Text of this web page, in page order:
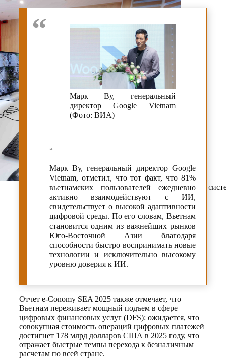
Ханой вводит штрафы за нарушения ПДД через
Марк Ву, генеральный
директор Google Vietnam
(Фото: ВИА)
“
Марк Ву, генеральный директор Google
Vietnam, отметил, что тот факт, что 81%
вьетнамских пользователей ежедневно
активно взаимодействуют с ИИ,
свидетельствует о высокой адаптивности
цифровой среды. По его словам, Вьетнам
становится одним из важнейших рынков
Юго-Восточной Азии благодаря
способности быстро воспринимать новые
технологии и исключительно высокому
уровню доверия к ИИ.
Отчет e-Conomy SEA 2025 также отмечает, что
Вьетнам переживает мощный подъем в сфере
цифровых финансовых услуг (DFS): ожидается, что
совокупная стоимость операций цифровых платежей
достигнет 178 млрд долларов США в 2025 году, что
отражает быстрые темпы перехода к безналичным
расчетам по всей стране.